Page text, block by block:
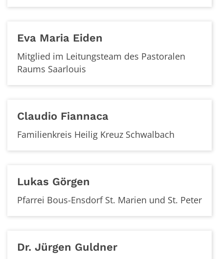
Eva Maria Eiden
Mitglied im Leitungsteam des Pastoralen
Raums Saarlouis
Claudio Fiannaca
Familienkreis Heilig Kreuz Schwalbach
Lukas Görgen
Pfarrei Bous-Ensdorf St. Marien und St. Peter
Dr. Jürgen Guldner